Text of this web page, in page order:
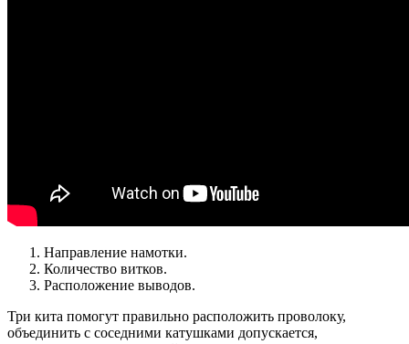
Направление намотки.
Количество витков.
Расположение выводов.
Три кита помогут правильно расположить проволоку,
объединить с соседними катушками допускается,